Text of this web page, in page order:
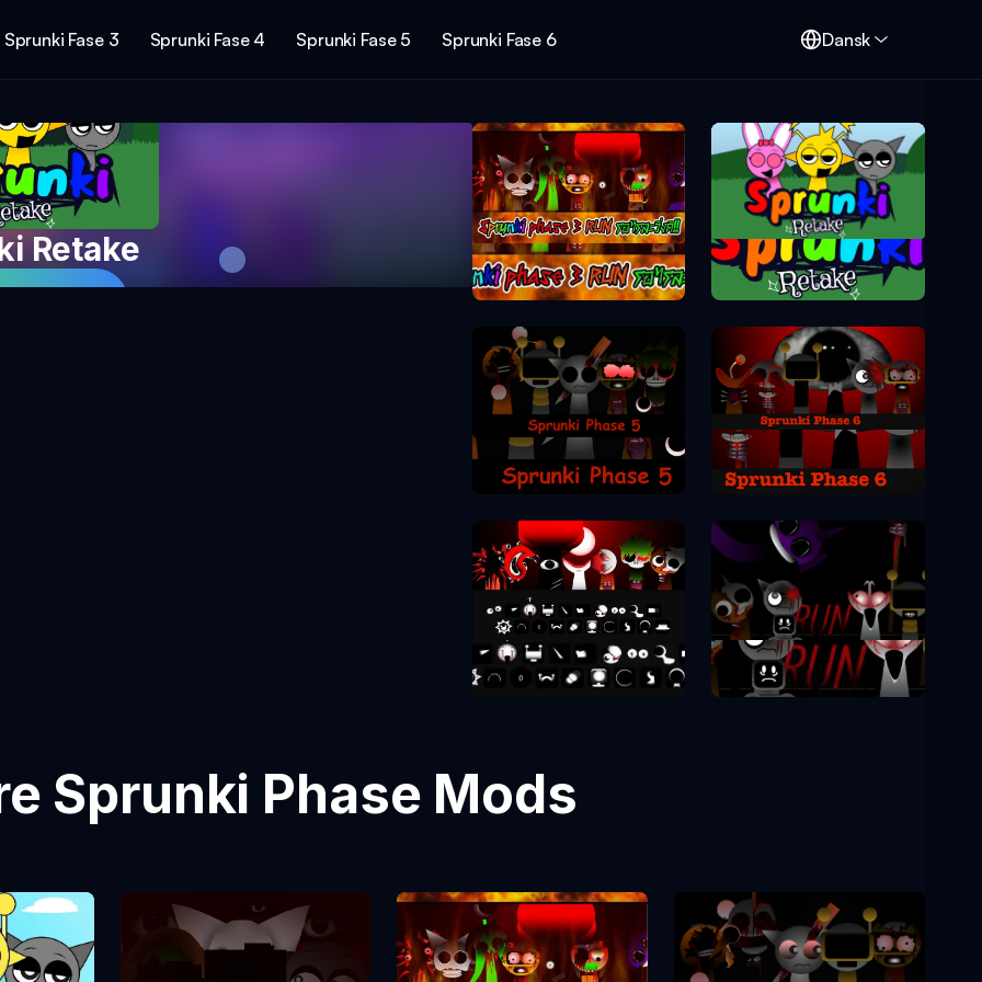
Sprunki Fase 3 Sprunki Fase 4 Sprunki Fase 5 Sprunki Fase 6 Dansk
Retake
Sprunki Phase 3 Sprunki Retake
Sprunki Phase 5 Sprunki Phase 6
Sprunki Phase 8 Sprunki Phase 7
Sprunki Phase Mods